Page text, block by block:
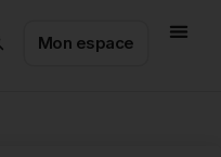
Mon espace